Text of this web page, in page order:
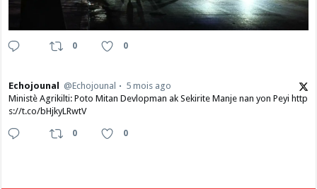
0 0
Echojounal @Echojounal
5 mois ago
Ministè Agrikilti: Poto Mitan Devlopman ak Sekirite Manje nan yon Peyi http
s://t.co/bHjkyLRwtV
0 0